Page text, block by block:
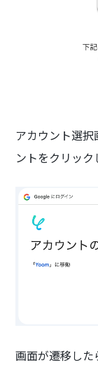
アカウント選
ントをクリック
画面が遷移した